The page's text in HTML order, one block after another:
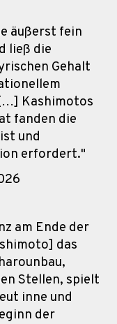
äußerst fein
ließ die
Gehalt
Kashimotos
fanden die
und
erfordert."
am Ende der
das
Stellen, spielt
inne und
der